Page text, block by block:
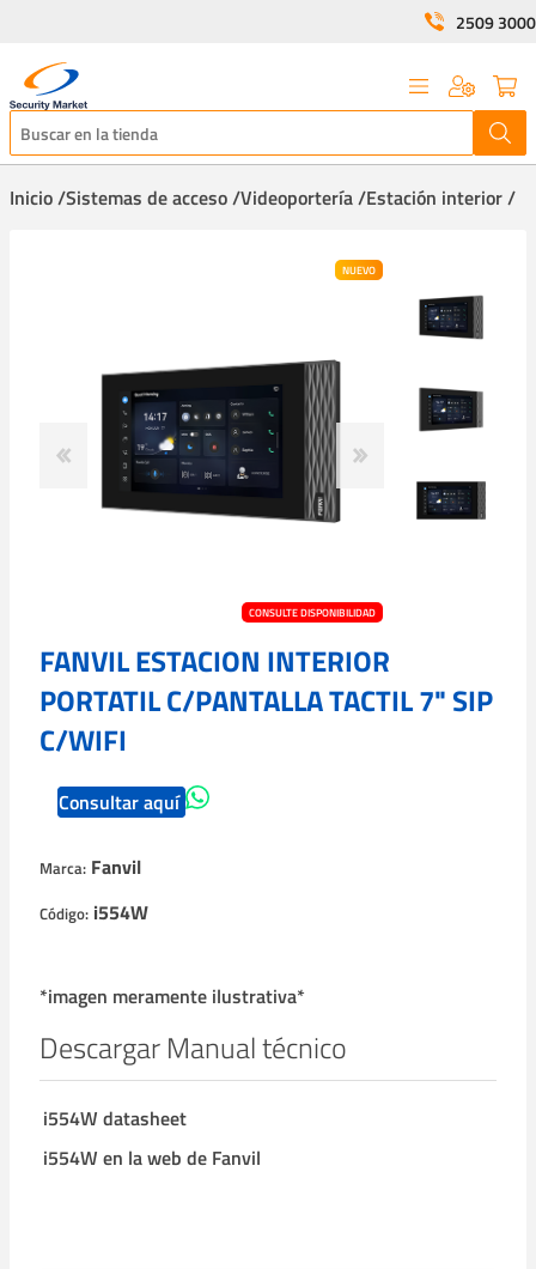
2509 3000
Inicio /Sistemas de acceso /Videoportería /Estación interior /
CONSULTE DISPONIBILIDAD
NUEVO
FANVIL ESTACION INTERIOR
PORTATIL C/PANTALLA TACTIL 7" SIP
C/WIFI
Consultar aquí
Marca: Fanvil
Código: i554W
*imagen meramente ilustrativa*
Descargar Manual técnico
i554W datasheet
i554W en la web de Fanvil